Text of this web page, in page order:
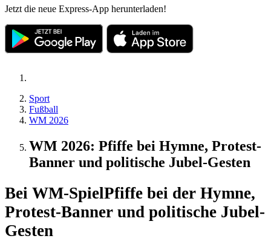
Jetzt die neue Express-App herunterladen!
Sport
Fußball
WM 2026
WM 2026: Pfiffe bei Hymne, Protest-
Banner und politische Jubel-Gesten
Bei WM-SpielPfiffe bei der Hymne,
Protest-Banner und politische Jubel-
Gesten